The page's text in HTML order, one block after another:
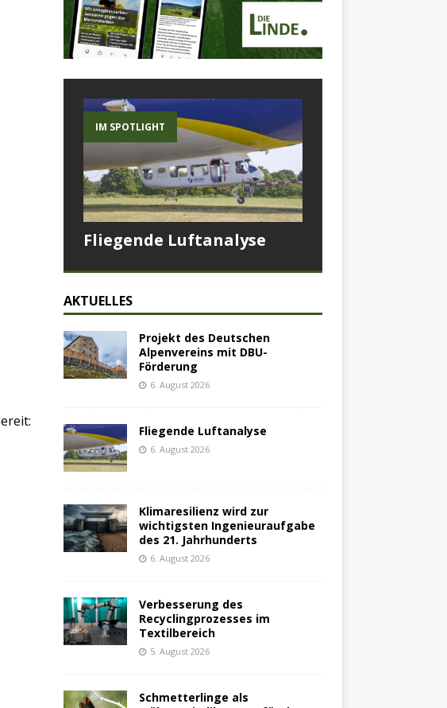
IM SPOTLIGHT
Fliegende Luftanalyse
AKTUELLES
Projekt des Deutschen
Alpenvereins mit DBU-
Förderung
6. August 2026
Fliegende Luftanalyse
6. August 2026
Klimaresilienz wird zur
wichtigsten Ingenieuraufgabe
des 21. Jahrhunderts
6. August 2026
Verbesserung des
Recyclingprozesses im
Textilbereich
5. August 2026
Schmetterlinge als